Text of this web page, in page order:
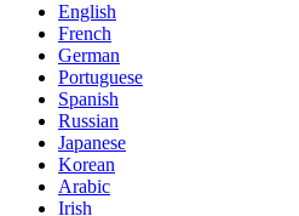
English
French
German
Portuguese
Spanish
Russian
Japanese
Korean
Arabic
Irish